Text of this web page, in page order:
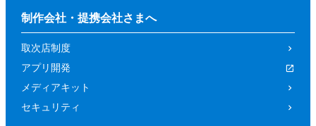
制作会社・提携会社さまへ
取次店制度
アプリ開発
メディアキット
セキュリティ